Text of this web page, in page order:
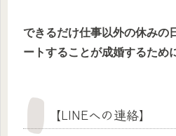
できるだけ仕事以外の休みの
ートすることが成婚するため
【LINEへの連絡】